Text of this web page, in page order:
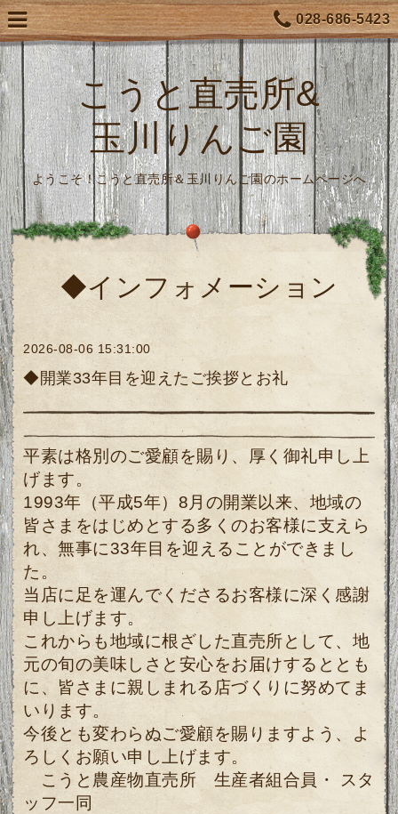
028-686-5423
こうと直売所&
玉川りんご園
ようこそ！こうと直売所＆玉川りんご園のホームページへ
◆インフォメーション
2026-08-06 15:31:00
◆開業33年目を迎えたご挨拶とお礼
平素は格別のご愛顧を賜り、厚く御礼申し上
げます。
1993年（平成5年）8月の開業以来、地域の
皆さまをはじめとする多くのお客様に支えら
れ、無事に33年目を迎えることができまし
た。
当店に足を運んでくださるお客様に深く感謝
申し上げます。
これからも地域に根ざした直売所として、地
元の旬の美味しさと安心をお届けするととも
に、皆さまに親しまれる店づくりに努めてま
いります。
今後とも変わらぬご愛顧を賜りますよう、よ
ろしくお願い申し上げます。
こうと農産物直売所 生産者組合員・ スタ
ッフ一同